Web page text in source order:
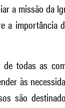
a missão da
importância
todas as
às
são